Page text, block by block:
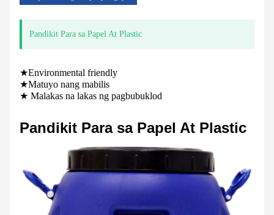
Pandikit Para sa Papel At Plastic
★Environmental friendly
★Matuyo nang mabilis
★ Malakas na lakas ng pagbubuklod
Pandikit Para sa Papel At Plastic